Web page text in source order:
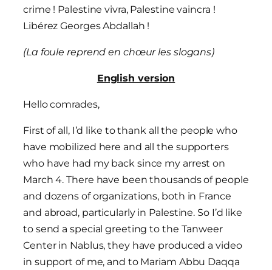
crime ! Palestine vivra, Palestine vaincra !
Libérez Georges Abdallah !
(La foule reprend en chœur les slogans)
English version
Hello comrades,
First of all, I’d like to thank all the people who
have mobilized here and all the supporters
who have had my back since my arrest on
March 4. There have been thousands of people
and dozens of organizations, both in France
and abroad, particularly in Palestine. So I’d like
to send a special greeting to the Tanweer
Center in Nablus, they have produced a video
in support of me, and to Mariam Abbu Daqqa